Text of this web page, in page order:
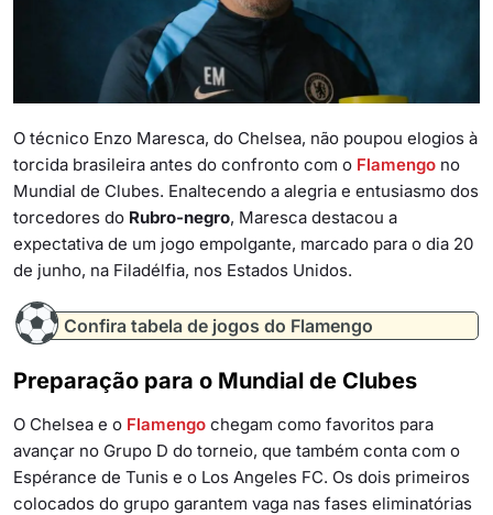
O técnico Enzo Maresca, do Chelsea, não poupou elogios à
torcida brasileira antes do confronto com o Flamengo no
Mundial de Clubes. Enaltecendo a alegria e entusiasmo dos
torcedores do Rubro-negro, Maresca destacou a
expectativa de um jogo empolgante, marcado para o dia 20
de junho, na Filadélfia, nos Estados Unidos.
Confira tabela de jogos do Flamengo
Preparação para o Mundial de Clubes
O Chelsea e o Flamengo chegam como favoritos para
avançar no Grupo D do torneio, que também conta com o
Espérance de Tunis e o Los Angeles FC. Os dois primeiros
colocados do grupo garantem vaga nas fases eliminatórias